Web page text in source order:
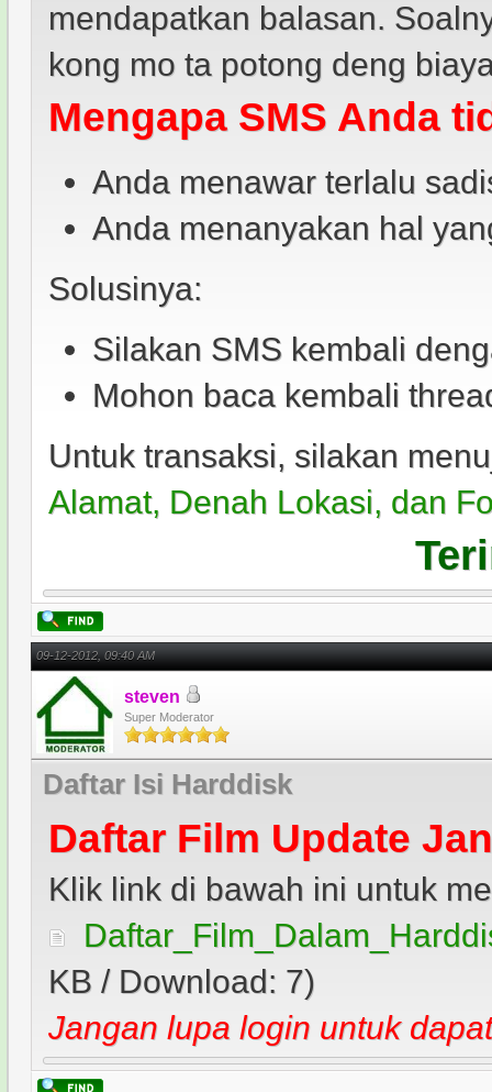
mendapatkan balasan.
kong mo ta potong deng
Mengapa SMS Anda
Anda menawar terlalu
Anda menanyakan hal
Solusinya:
Silakan SMS kembali
Mohon baca kembali
Untuk transaksi, silakan
Alamat, Denah Lokasi, dan
09-12-2012, 09:40 AM
steven
Super Moderator
Daftar Isi Harddisk
Daftar Film Update
Klik link di bawah ini untuk
KB / Download: 7)
Jangan lupa login untuk